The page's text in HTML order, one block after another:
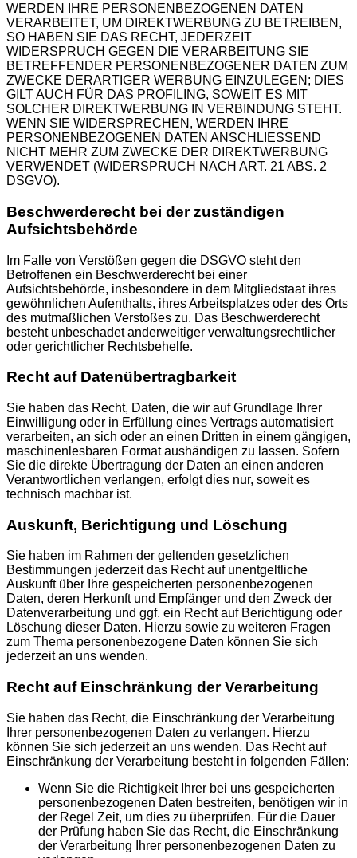
WERDEN IHRE PERSONENBEZOGENEN DATEN
VERARBEITET, UM DIREKTWERBUNG ZU BETREIBEN,
SO HABEN SIE DAS RECHT, JEDERZEIT
WIDERSPRUCH GEGEN DIE VERARBEITUNG SIE
BETREFFENDER PERSONENBEZOGENER DATEN ZUM
ZWECKE DERARTIGER WERBUNG EINZULEGEN; DIES
GILT AUCH FÜR DAS PROFILING, SOWEIT ES MIT
SOLCHER DIREKTWERBUNG IN VERBINDUNG STEHT.
WENN SIE WIDERSPRECHEN, WERDEN IHRE
PERSONENBEZOGENEN DATEN ANSCHLIESSEND
NICHT MEHR ZUM ZWECKE DER DIREKTWERBUNG
VERWENDET (WIDERSPRUCH NACH ART. 21 ABS. 2
DSGVO).
Beschwerde­recht bei der zuständigen
Aufsichts­behörde
Im Falle von Verstößen gegen die DSGVO steht den
Betroffenen ein Beschwerderecht bei einer
Aufsichtsbehörde, insbesondere in dem Mitgliedstaat ihres
gewöhnlichen Aufenthalts, ihres Arbeitsplatzes oder des Orts
des mutmaßlichen Verstoßes zu. Das Beschwerderecht
besteht unbeschadet anderweitiger verwaltungsrechtlicher
oder gerichtlicher Rechtsbehelfe.
Recht auf Daten­übertrag­barkeit
Sie haben das Recht, Daten, die wir auf Grundlage Ihrer
Einwilligung oder in Erfüllung eines Vertrags automatisiert
verarbeiten, an sich oder an einen Dritten in einem gängigen,
maschinenlesbaren Format aushändigen zu lassen. Sofern
Sie die direkte Übertragung der Daten an einen anderen
Verantwortlichen verlangen, erfolgt dies nur, soweit es
technisch machbar ist.
Auskunft, Berichtigung und Löschung
Sie haben im Rahmen der geltenden gesetzlichen
Bestimmungen jederzeit das Recht auf unentgeltliche
Auskunft über Ihre gespeicherten personenbezogenen
Daten, deren Herkunft und Empfänger und den Zweck der
Datenverarbeitung und ggf. ein Recht auf Berichtigung oder
Löschung dieser Daten. Hierzu sowie zu weiteren Fragen
zum Thema personenbezogene Daten können Sie sich
jederzeit an uns wenden.
Recht auf Einschränkung der Verarbeitung
Sie haben das Recht, die Einschränkung der Verarbeitung
Ihrer personenbezogenen Daten zu verlangen. Hierzu
können Sie sich jederzeit an uns wenden. Das Recht auf
Einschränkung der Verarbeitung besteht in folgenden Fällen:
Wenn Sie die Richtigkeit Ihrer bei uns gespeicherten
personenbezogenen Daten bestreiten, benötigen wir in
der Regel Zeit, um dies zu überprüfen. Für die Dauer
der Prüfung haben Sie das Recht, die Einschränkung
der Verarbeitung Ihrer personenbezogenen Daten zu